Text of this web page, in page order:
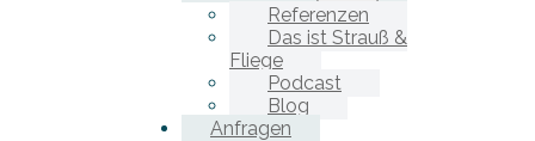
Referenzen
Das ist Strauß &
Fliege
Podcast
Blog
Anfragen